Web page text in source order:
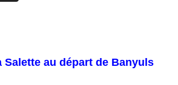
Salette au départ de Banyuls